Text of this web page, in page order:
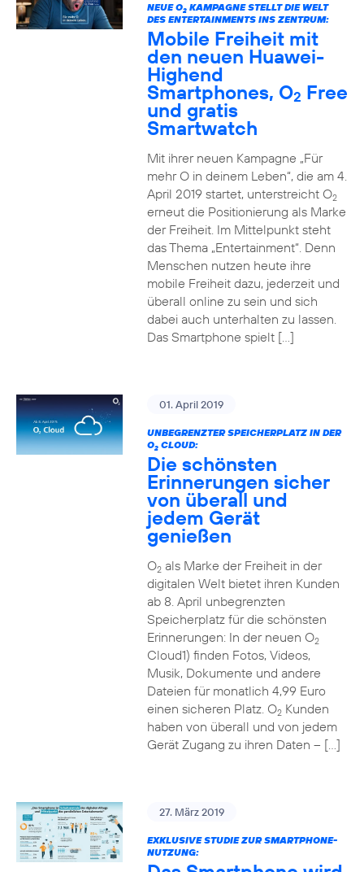
NEUE O2KAMPAGNE STELLT DIE WELT
DES ENTERTAINMENTS INS ZENTRUM:
Mobile Freiheit mit
den neuen Huawei-
Highend
Smartphones, O2 Free
und gratis
Smartwatch
Mit ihrer neuen Kampagne „Für
mehr O in deinem Leben“, die am 4.
April 2019 startet, unterstreicht O2
erneut die Positionierung als Marke
der Freiheit. Im Mittelpunkt steht
das Thema „Entertainment“. Denn
Menschen nutzen heute ihre
mobile Freiheit dazu, jederzeit und
überall online zu sein und sich
dabei auch unterhalten zu lassen.
Das Smartphone spielt […]
01. April 2019
UNBEGRENZTER SPEICHERPLATZ IN DER
O2CLOUD:
Die schönsten
Erinnerungen sicher
von überall und
jedem Gerät
genießen
O2als Marke der Freiheit in der
digitalen Welt bietet ihren Kunden
ab 8. April unbegrenzten
Speicherplatz für die schönsten
Erinnerungen: In der neuen O2
Cloud1) finden Fotos, Videos,
Musik, Dokumente und andere
Dateien für monatlich 4,99 Euro
einen sicheren Platz. O2Kunden
haben von überall und von jedem
Gerät Zugang zu ihren Daten – […]
27. März 2019
EXKLUSIVE STUDIE ZUR SMARTPHONE-
NUTZUNG: